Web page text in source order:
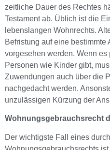
zeitliche Dauer des Rechtes
Testament ab. Üblich ist die
lebenslangen Wohnrechts.
Befristung auf eine bestimmte
vorgesehen werden. Wenn
Personen wie Kinder gibt,
Zuwendungen auch über die
nachgedacht werden.
unzulässigen Kürzung der
Wohnungsgebrauchsrecht
Der wichtigste Fall eines